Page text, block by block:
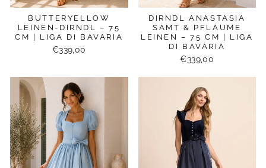
BUTTERYELLOW
LEINEN-DIRNDL – 75
CM | LIGA DI BAVARIA
€339,00
DIRNDL ANASTASIA
SAMT & PFLAUME
LEINEN – 75 CM | LIGA
DI BAVARIA
€339,00